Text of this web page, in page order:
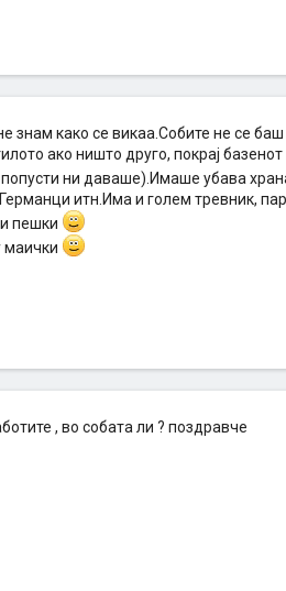
знам како се викаа.Собите не се баш
ако ништо друго, покрај
ни даваше).Имаше убава
итн.Има и голем тревник,
пешки
маички
, во собата ли ? поздравче